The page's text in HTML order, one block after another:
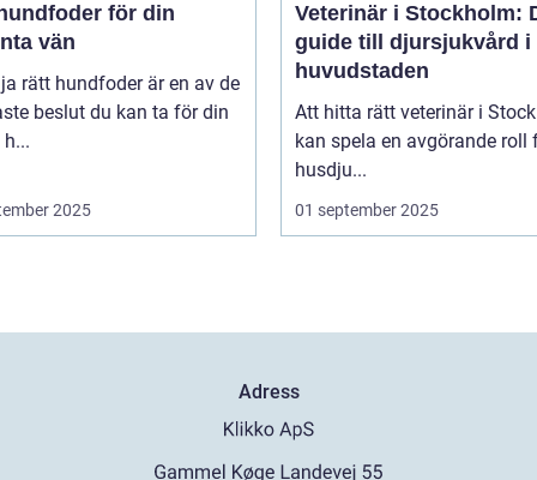
för din
vän
rätt hundfoder är en av de
beslut du kan ta för din
2025
Veterinär i Stockholm:
guide till djursjukvård i
huvudstaden
Att hitta rätt veterinär i
kan spela en avgörande roll
husdju...
01 september 2025
Adress